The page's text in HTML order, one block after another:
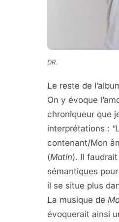
DR.
Le reste de
On y évoque
chroniqueur que
interprétations :
contenant/Mon
(Matin). Il
sémantiques
il se situe plus
La musique de
évoquerait ainsi